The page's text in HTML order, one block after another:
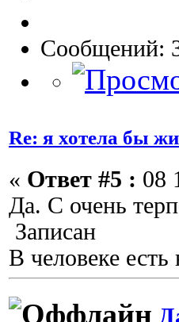
Сообщений:
Re: я хотела бы
« Ответ #5 : 08
Да. С очень
Записан
В человеке